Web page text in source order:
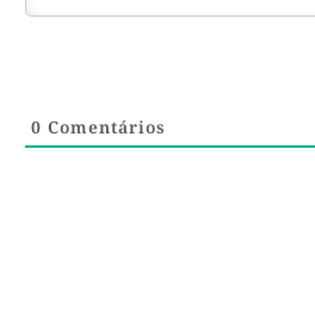
0 Comentários